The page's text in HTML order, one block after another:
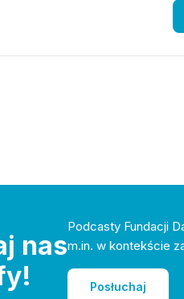
nas
Podcasty Fundacji
m.in. w kontekście
Posłuchaj